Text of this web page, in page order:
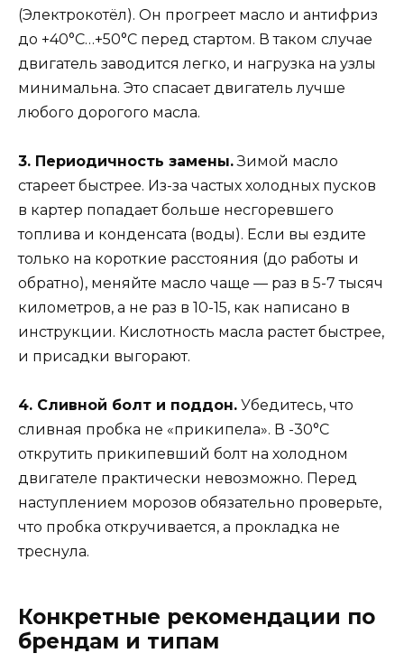
(Электрокотёл). Он прогреет масло и антифриз
до +40°C…+50°C перед стартом. В таком случае
двигатель заводится легко, и нагрузка на узлы
минимальна. Это спасает двигатель лучше
любого дорогого масла.
3. Периодичность замены.Зимой масло
стареет быстрее. Из-за частых холодных пусков
в картер попадает больше несгоревшего
топлива и конденсата (воды). Если вы ездите
только на короткие расстояния (до работы и
обратно), меняйте масло чаще — раз в 5-7 тысяч
километров, а не раз в 10-15, как написано в
инструкции. Кислотность масла растет быстрее,
и присадки выгорают.
4. Сливной болт и поддон. Убедитесь, что
сливная пробка не «прикипела». В -30°C
открутить прикипевший болт на холодном
двигателе практически невозможно. Перед
наступлением морозов обязательно проверьте,
что пробка откручивается, а прокладка не
треснула.
Конкретные рекомендации по
брендам и типам